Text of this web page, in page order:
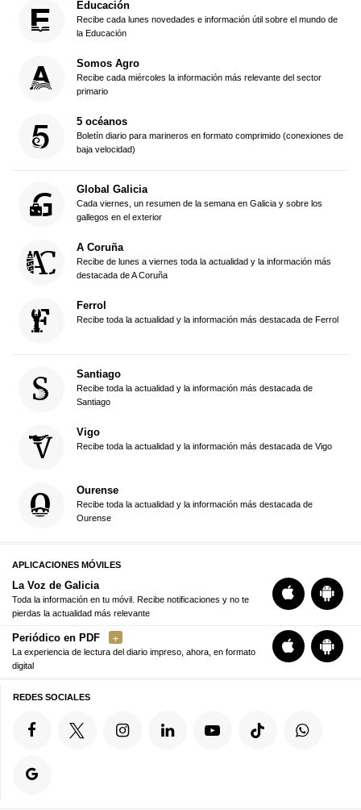
Educación
Recibe cada lunes novedades e información útil sobre el mundo de
la Educación
Somos Agro
Recibe cada miércoles la información más relevante del sector
primario
5 océanos
Boletín diario para marineros en formato comprimido (conexiones de
baja velocidad)
Global Galicia
Cada viernes, un resumen de la semana en Galicia y sobre los
gallegos en el exterior
A Coruña
Recibe de lunes a viernes toda la actualidad y la información más
destacada de A Coruña
Ferrol
Recibe toda la actualidad y la información más destacada de Ferrol
Santiago
Recibe toda la actualidad y la información más destacada de
Santiago
Vigo
Recibe toda la actualidad y la información más destacada de Vigo
Ourense
Recibe toda la actualidad y la información más destacada de
Ourense
APLICACIONES MÓVILES
La Voz de Galicia
Toda la información en tu móvil. Recibe notificaciones y no te
pierdas la actualidad más relevante
Periódico en PDF
La experiencia de lectura del diario impreso, ahora, en formato
digital
REDES SOCIALES